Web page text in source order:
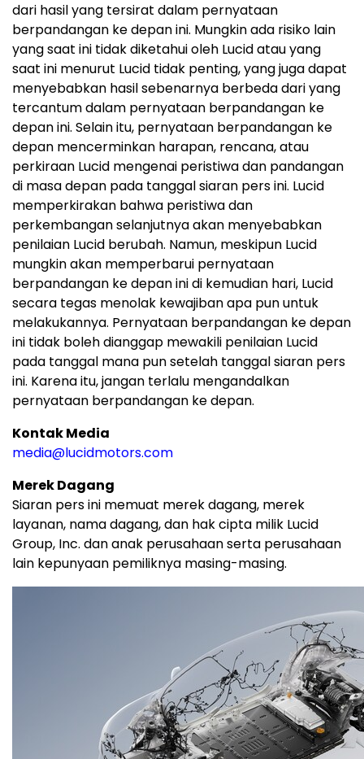
dari hasil yang tersirat dalam pernyataan
berpandangan ke depan ini. Mungkin ada risiko lain
yang saat ini tidak diketahui oleh Lucid atau yang
saat ini menurut Lucid tidak penting, yang juga dapat
menyebabkan hasil sebenarnya berbeda dari yang
tercantum dalam pernyataan berpandangan ke
depan ini. Selain itu, pernyataan berpandangan ke
depan mencerminkan harapan, rencana, atau
perkiraan Lucid mengenai peristiwa dan pandangan
di masa depan pada tanggal siaran pers ini. Lucid
memperkirakan bahwa peristiwa dan
perkembangan selanjutnya akan menyebabkan
penilaian Lucid berubah. Namun, meskipun Lucid
mungkin akan memperbarui pernyataan
berpandangan ke depan ini di kemudian hari, Lucid
secara tegas menolak kewajiban apa pun untuk
melakukannya. Pernyataan berpandangan ke depan
ini tidak boleh dianggap mewakili penilaian Lucid
pada tanggal mana pun setelah tanggal siaran pers
ini. Karena itu, jangan terlalu mengandalkan
pernyataan berpandangan ke depan.
Kontak Media
media@lucidmotors.com
Merek Dagang
Siaran pers ini memuat merek dagang, merek
layanan, nama dagang, dan hak cipta milik Lucid
Group, Inc. dan anak perusahaan serta perusahaan
lain kepunyaan pemiliknya masing-masing.